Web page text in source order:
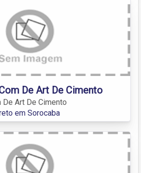
De Art De Cimento
De Art De Cimento
em Sorocaba